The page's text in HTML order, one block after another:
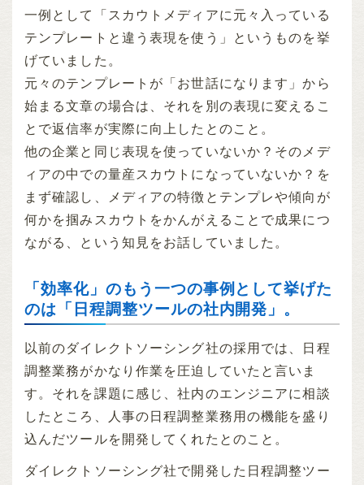
一例として「スカウトメディアに元々入っている
テンプレートと違う表現を使う」というものを挙
げていました。
元々のテンプレートが「お世話になります」から
始まる文章の場合は、それを別の表現に変えるこ
とで返信率が実際に向上したとのこと。
他の企業と同じ表現を使っていないか？そのメデ
ィアの中での量産スカウトになっていないか？を
まず確認し、メディアの特徴とテンプレや傾向が
何かを掴みスカウトをかんがえることで成果につ
ながる、という知見をお話していました。
「効率化」のもう一つの事例として挙げた
のは「日程調整ツールの社内開発」。
以前のダイレクトソーシング社の採用では、日程
調整業務がかなり作業を圧迫していたと言いま
す。それを課題に感じ、社内のエンジニアに相談
したところ、人事の日程調整業務用の機能を盛り
込んだツールを開発してくれたとのこと。
ダイレクトソーシング社で開発した日程調整ツー